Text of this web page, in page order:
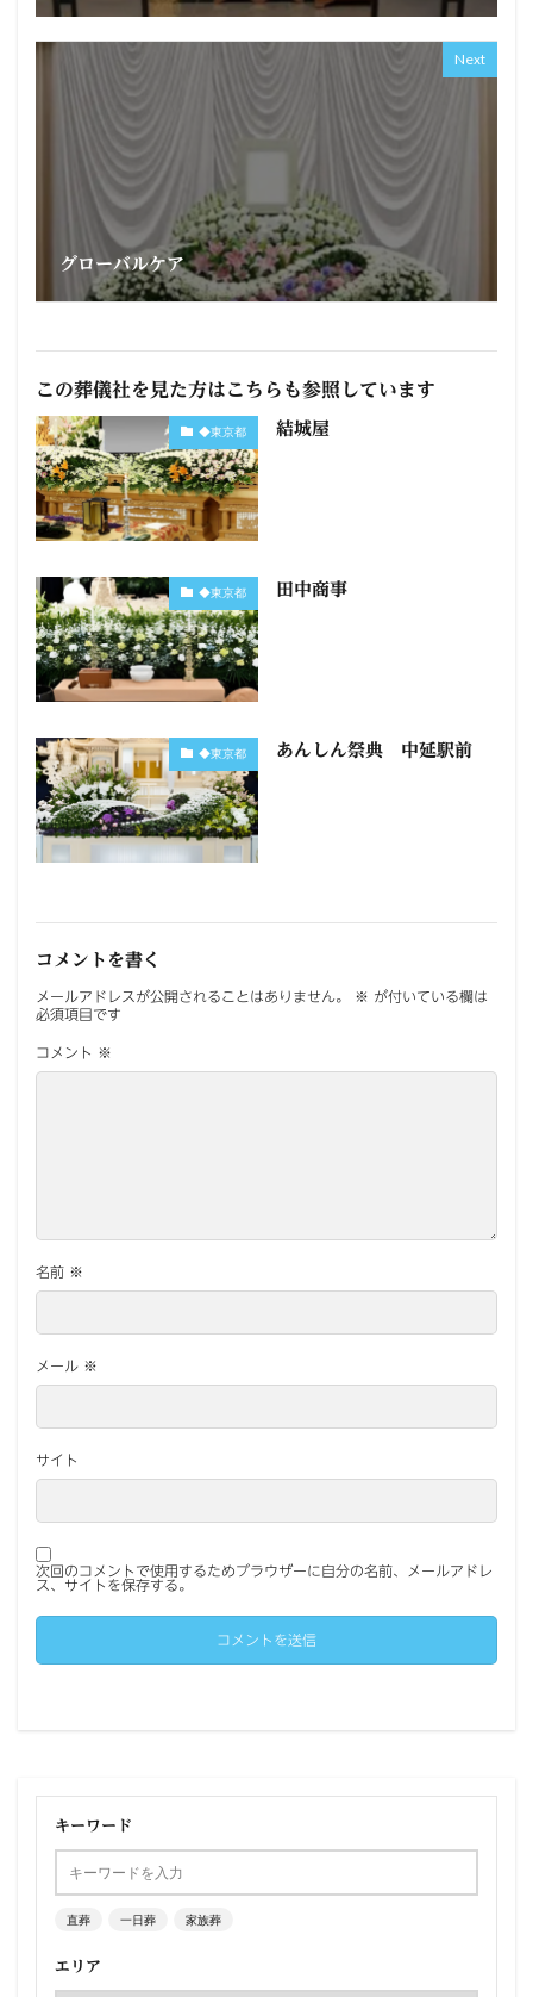
Next
グローバルケア
この葬儀社を見た方はこちらも参照しています
◆東京都 結城屋
◆東京都 田中商事
◆東京都 あんしん祭典 中延駅前
コメントを書く
メールアドレスが公開されることはありません。 ※ が付いている欄は
必須項目です
コメント ※
名前 ※
メール ※
サイト
次回のコメントで使用するためブラウザーに自分の名前、メールアドレ
ス、サイトを保存する。
キーワード
直葬 一日葬 家族葬
エリア